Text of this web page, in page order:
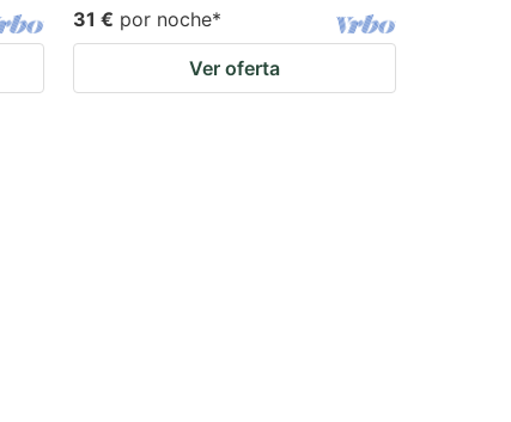
31 € por noche*
Ver oferta